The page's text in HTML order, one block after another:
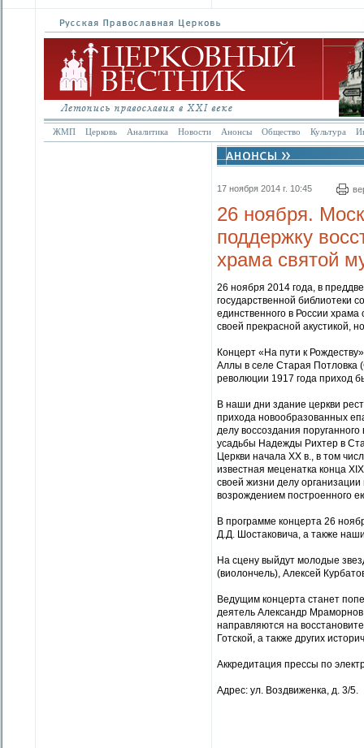
ЖМП Церковь Аналитика Новости Анонсы Общество Культура
17 ноября 2014 г. 10:45
26 ноября.
поддержку
храма святой
26 ноября 2014 года, в
государственной библиотеки
единственного в России
своей прекрасной акустикой,
Концерт «На пути к
Аллы в селе Старая Потловка
революции 1917 года приход
В наши дни здание церкви
прихода новообразованных
делу воссоздания
усадьбы Надежды Рихтер в
Церкви начала XX в., в том
известная меценатка конца
своей жизни делу организации
возрождением построенного
В программе концерта 26
Д.Д. Шостаковича, а также
На сцену выйдут молодые
(виолончель), Алексей
Ведущим концерта станет
деятель Александр
направляются на
Готской, а также других
Аккредитация прессы по
Адрес: ул. Воздвиженка, д. 3/5.